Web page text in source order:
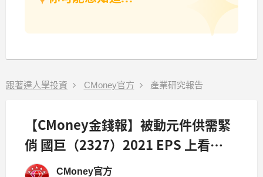
跟著達人學投資 CMoney官方 產業研究報告
【CMoney金錢報】被動元件供需緊
俏 國巨（2327）2021 EPS 上看
49.18元CMoney官方